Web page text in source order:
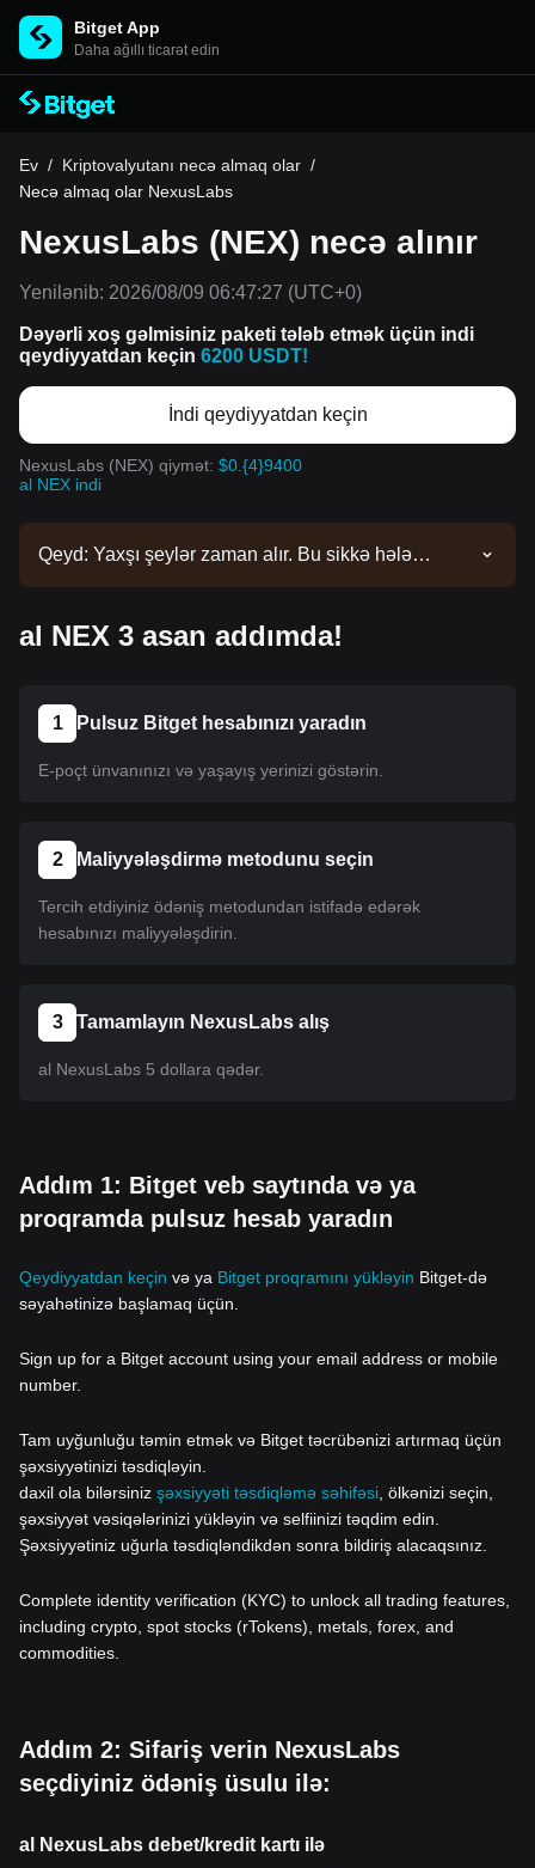
Bitget App
Daha ağıllı ticarət edin
Ev / Kriptovalyutanı necə almaq olar /
Necə almaq olar NexusLabs
NexusLabs (NEX) necə alınır
Yenilənib: 2026/08/09 06:47:27 (UTC+0)
Dəyərli xoş gəlmisiniz paketi tələb etmək üçün indi
qeydiyyatdan keçin 6200 USDT!
İndi qeydiyyatdan keçin
NexusLabs (NEX) qiymət: $0.{4}9400
al NEX indi
Qeyd: Yaxşı şeylər zaman alır. Bu sikkə hələ
sonra onu almaq üçün təlimatımızı izləyə bilərsiniz.
al NEX 3 asan addımda!
1 Pulsuz Bitget hesabınızı yaradın
E-poçt ünvanınızı və yaşayış yerinizi göstərin.
2 Maliyyələşdirmə metodunu seçin
Tercih etdiyiniz ödəniş metodundan istifadə edərək
hesabınızı maliyyələşdirin.
3 Tamamlayın NexusLabs alış
al NexusLabs 5 dollara qədər.
Addım 1: Bitget veb saytında və ya
proqramda pulsuz hesab yaradın
Qeydiyyatdan keçin və ya Bitget proqramını yükləyin Bitget-də
səyahətinizə başlamaq üçün.
Sign up for a Bitget account using your email address or mobile
number.
Tam uyğunluğu təmin etmək və Bitget təcrübənizi artırmaq üçün
şəxsiyyətinizi təsdiqləyin.
daxil ola bilərsiniz şəxsiyyəti təsdiqləmə səhifəsi , ölkənizi seçin,
şəxsiyyət vəsiqələrinizi yükləyin və selfiinizi təqdim edin.
Şəxsiyyətiniz uğurla təsdiqləndikdən sonra bildiriş alacaqsınız.
Complete identity verification (KYC) to unlock all trading features,
including crypto, spot stocks (rTokens), metals, forex, and
commodities.
Addım 2: Sifariş verin NexusLabs
seçdiyiniz ödəniş üsulu ilə:
al NexusLabs debet/kredit kartı ilə